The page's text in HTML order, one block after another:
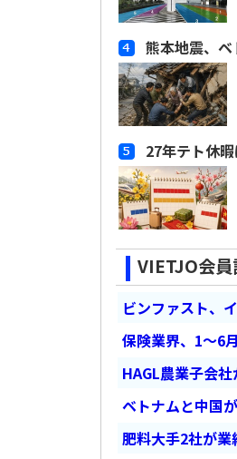
熊本地震、
27年テト休
VIETJO会
ビンファスト、
保険業界、1～6
HAGL農業子会
ベトナムと中国
肥料大手2社が